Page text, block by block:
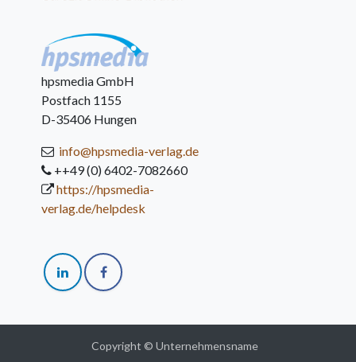
hpsmedia GmbH
Postfach 1155
D-35406 Hungen
info@hpsmedia-verlag.de
++49 (0) 6402-7082660
https://hpsmedia-
verlag.de/helpdesk
Copyright © Unternehmensname